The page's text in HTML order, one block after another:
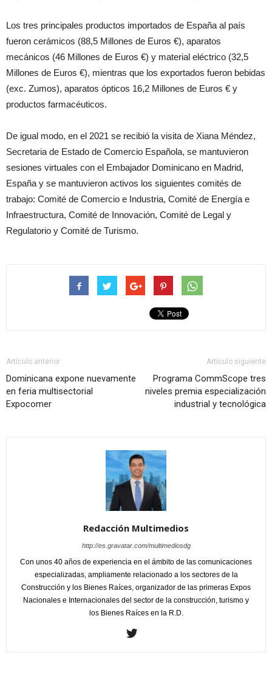
Los tres principales productos importados de España al país
fueron cerámicos (88,5 Millones de Euros €), aparatos
mecánicos (46 Millones de Euros €) y material eléctrico (32,5
Millones de Euros €), mientras que los exportados fueron bebidas
(exc. Zumos), aparatos ópticos 16,2 Millones de Euros € y
productos farmacéuticos.
De igual modo, en el 2021 se recibió la visita de Xiana Méndez,
Secretaria de Estado de Comercio Española, se mantuvieron
sesiones virtuales con el Embajador Dominicano en Madrid,
España y se mantuvieron activos los siguientes comités de
trabajo: Comité de Comercio e Industria, Comité de Energía e
Infraestructura, Comité de Innovación, Comité de Legal y
Regulatorio y Comité de Turismo.
Artículo anterior
Dominicana expone nuevamente
en feria multisectorial
Expocomer
Artículo siguiente
Programa CommScope tres
niveles premia especialización
industrial y tecnológica
Redacción Multimedios
http://es.gravatar.com/multimediosdg
Con unos 40 años de experiencia en el ámbito de las comunicaciones
especializadas, ampliamente relacionado a los sectores de la
Construcción y los Bienes Raíces, organizador de las primeras Expos
Nacionales e Internacionales del sector de la construcción, turismo y
los Bienes Raíces en la R.D.